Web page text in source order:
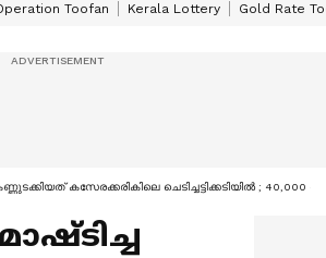
Toofan Kerala Lottery Gold Rate
കസേരക്കരികിലെ ചെടിച്ചട്ടിക്കടിയിൽ ; 40,000